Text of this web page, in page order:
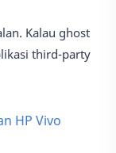
Kalau ghost
third-party
HP Vivo